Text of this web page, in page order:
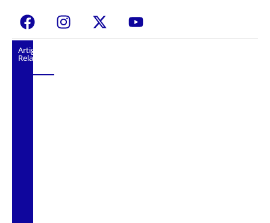
Artigos
Relacionados